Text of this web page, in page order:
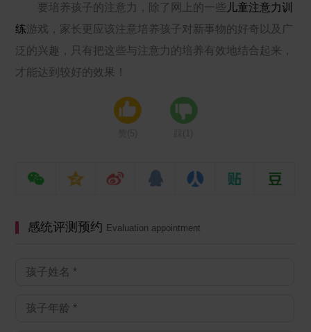
要培养孩子的注意力，除了网上的一些 儿童注意力训
练游戏，家长更应该注意培养孩子对新事物的好奇以及广
泛的兴趣，只有把这些与注意力的培养有效地结合起来，
才能达到较好的效果！
感统评测预约 Evaluation appointment